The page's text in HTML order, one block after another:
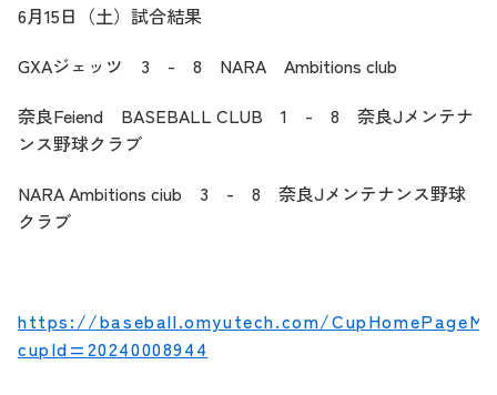
6月15日（土）試合結果
GXAジェッツ 3 - 8 NARA Ambitions club
奈良Feiend BASEBALL CLUB 1 - 8 奈良Jメンテナ
ンス野球クラブ
NARA Ambitions ciub 3 - 8 奈良Jメンテナンス野球
クラブ
https://baseball.omyutech.com/
cupId=20240008944